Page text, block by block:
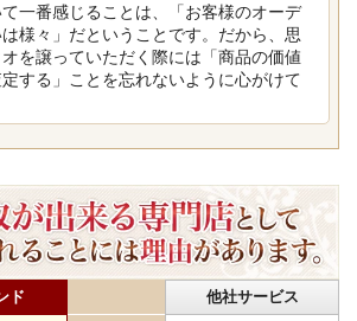
一番感じることは、「お客様のオーデ
様々」だということです。だから、思
を譲っていただく際には「商品の価値
する」ことを忘れないように心がけて
ド 他社サービス